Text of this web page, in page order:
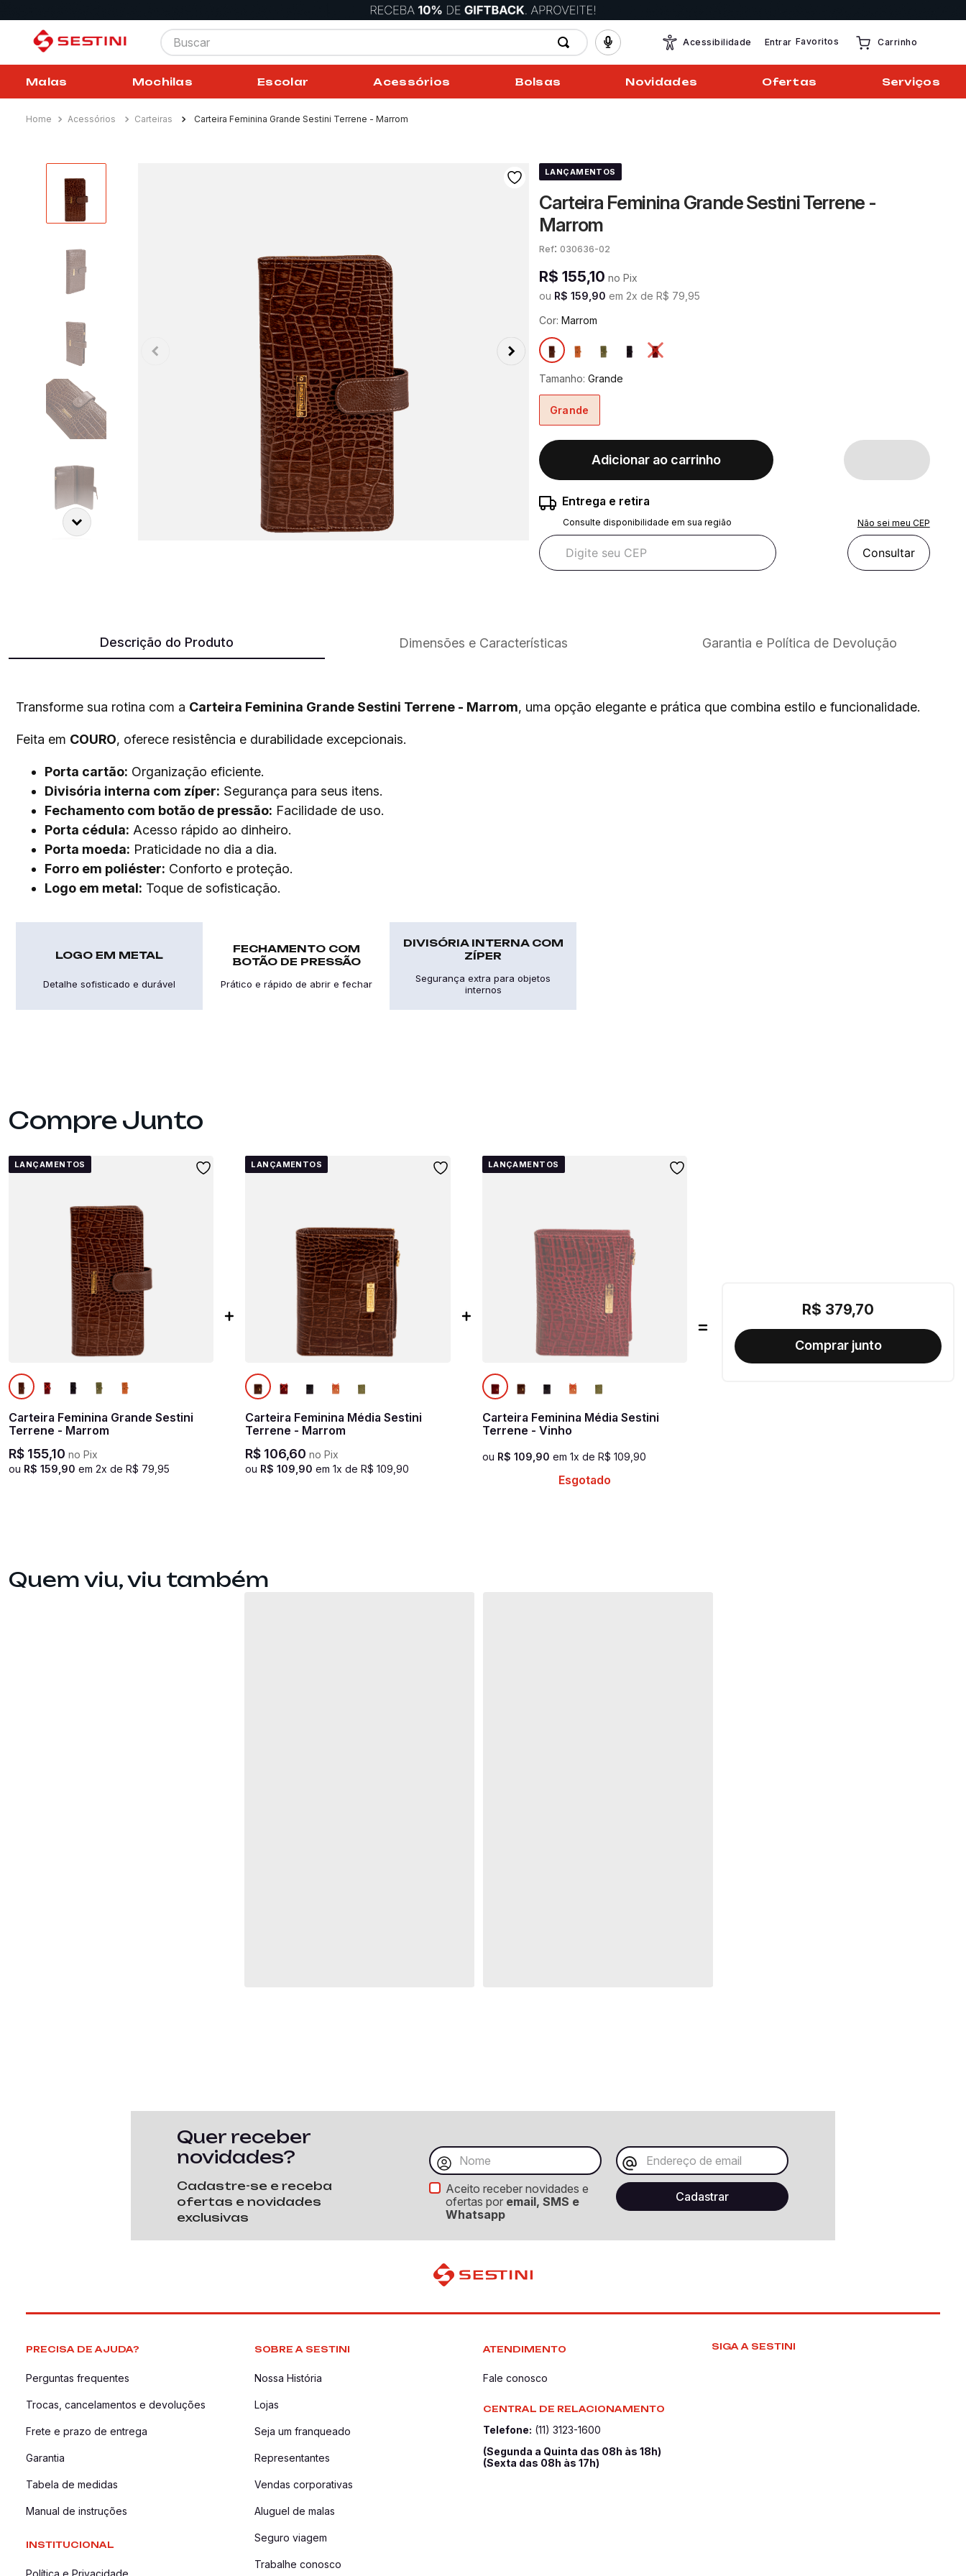
Buscar
Acessibilidade Entrar Favoritos Carrinho
Malas Mochilas Escolar Acessórios Bolsas Novidades Ofertas Serviços
Acessórios Carteiras Carteira Feminina Grande Sestini Terrene - Marrom
LANÇAMENTOS
Carteira Feminina Grande Sestini Terrene -
Marrom
: 030636-02
R$ 155,10 no Pix
ou R$ 159 90 em 2x de R$ 79 95
Cor: Marrom
Tamanho: Grande
Grande
Adicionar ao carrinho
Entrega e retira
Consulte disponibilidade em sua região Não sei meu CEP
Consultar
Descrição do Produto Dimensões e Características Garantia e Política de Devolução
Transforme sua rotina com a Carteira Feminina Grande Sestini Terrene - Marrom, uma opção elegante e prática que combina estilo e funcionalidade.
Feita em COURO, oferece resistência e durabilidade excepcionais.
Porta cartão: Organização eficiente.
Divisória interna com zíper: Segurança para seus itens.
Fechamento com botão de pressão: Facilidade de uso.
Porta cédula: Acesso rápido ao dinheiro.
Porta moeda: Praticidade no dia a dia.
Forro em poliéster: Conforto e proteção.
Logo em metal: Toque de sofisticação.
LOGO EM METAL
Detalhe sofisticado e durável
FECHAMENTO COM
BOTÃO DE PRESSÃO
Prático e rápido de abrir e fechar
DIVISÓRIA INTERNA COM
ZÍPER
Segurança extra para objetos
internos
LANÇAMENTOS
Carteira Feminina Grande Sestini
Terrene - Marrom
R$ 155,10 no Pix
ou R$ 159,90 em 2x de R$ 79,95
LANÇAMENTOS
Carteira Feminina Média Sestini
Terrene - Marrom
R$ 106,60 no Pix
ou R$ 109,90 em1x de R$ 109,90
LANÇAMENTOS
Carteira Feminina Média Sestini
Terrene - Vinho
ou R$ 109,90 em 1x de R$ 109,90
Esgotado
R$ 379,70
Quem viu, viu também
Quer receber
novidades?
Cadastre-se e receba
ofertas e novidades
exclusivas
Aceito receber novidades e
ofertas por email, SMS e
Whatsapp
PRECISA DE AJUDA?
Perguntas frequentes
Trocas, cancelamentos e devoluções
Frete e prazo de entrega
Garantia
Tabela de medidas
Manual de instruções
INSTITUCIONAL
SOBRE A SESTINI
Nossa História
Lojas
Seja um franqueado
Representantes
Vendas corporativas
Aluguel de malas
Seguro viagem
Trabalhe conosco
ATENDIMENTO
Fale conosco
CENTRAL DE RELACIONAMENTO
Telefone: (11) 3123-1600
(Segunda a Quinta das 08h às 18h)
(Sexta das 08h às 17h)
SIGA A SESTINI